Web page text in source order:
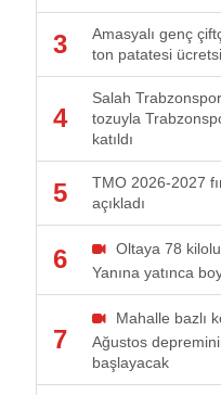
3
Amasyalı genç
ton patatesi
4
Salah
tozuyla
katıldı
5
TMO 2026-2027
açıkladı
6
Oltaya 78
Yanına yatınca
7
Mahalle bazlı
Ağustos
başlayacak